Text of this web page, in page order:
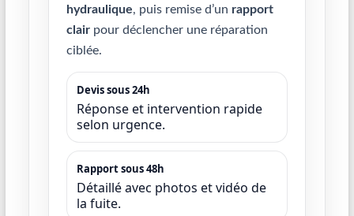
hydraulique, puis remise d’un rapport
clairpour déclencher une réparation
ciblée.
Devis sous 24h
Réponse et intervention rapide
selon urgence.
Rapport sous 48h
Détaillé avec photos et vidéo de
la fuite.